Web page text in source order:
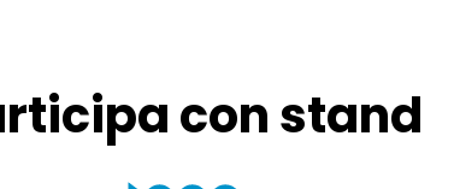
con stand